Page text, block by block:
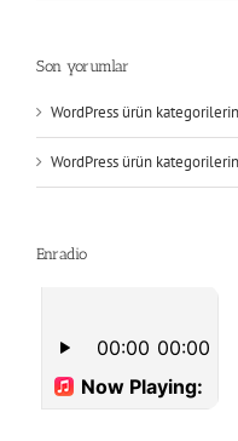
Son yorumlar
WordPress ürün
WordPress ürün
Enradio